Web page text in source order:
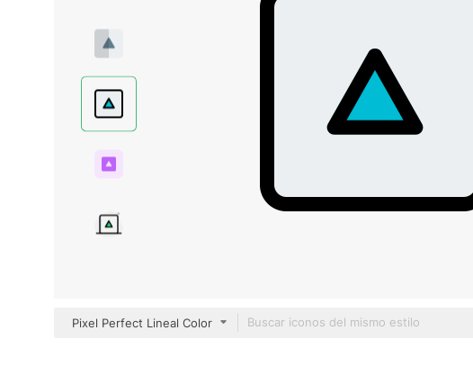
Pixel Perfect Lineal Color